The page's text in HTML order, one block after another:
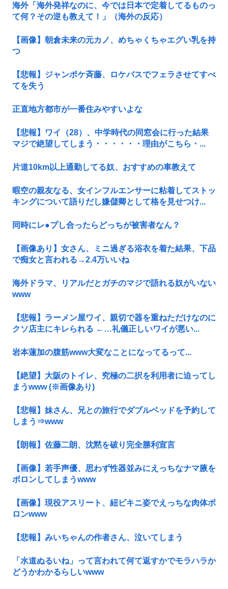
海外「海外発祥なのに、今では日本で定着してるものっ
て何？その逆も教えて！」（海外の反応）
【画像】朝倉未来の元カノ、めちゃくちゃエグい乳を持
つ
【悲報】ジャンポケ斉藤、ロケバスでフェラさせてすべ
てを失う
正直地方都市が一番住みやすいよな
【悲報】ワイ（28）、中学時代の同窓会に行った結果
マジで絶望してしまう・・・・・・理由がこちら・...
片道10km以上通勤してる奴、おすすめの車教えて
暇空の親友なる、女インフルエンサーに粘着してストッ
キングについて語りだし嫌儲卿として格を見せつけ...
同時にレ●プし合ったらどっちが被害者なん？
【画像あり】女さん、ミニ過ぎる浴衣を着た結果、下品
で痴女と言われる→2.4万いいね
海外ドラマ、リアルだとガチのマジで語れる奴がいない
www
【悲報】ラーメン屋ワイ、親切で器を重ねただけなのに
クソ店主にキレられる ←…礼儀正しいワイが悪い...
岩本蓮加の腹筋www大変なことになってるって...
【絶望】大阪のトイレ、究極の二択を利用者に迫ってし
まうwww (※画像あり)
【悲報】妹さん、兄との旅行でダブルベッドを予約して
しまう⇒www
【朗報】佐藤二朗、沈黙を破り完全勝利宣言
【画像】若手声優、思わず性器並みにえっちなナマ腋を
ボロンしてしまうwww
【画像】現役アスリート、紐ビキニ姿でえっちな肉体ボ
ロンwww
【悲報】みいちゃんの作者さん、泣いてしまう
「水道ぬるいね」って言われて何て返すかでモラハラか
どうかわかるらしいwww